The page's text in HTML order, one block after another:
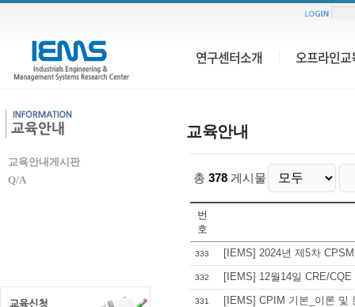
연구센터소개 오프라인교
총 378 게시물
번
호
333 [IEMS] 2024년 제5차
332 [IEMS] 12월14일 CRE/
331 [IEMS] CPIM 기본_이론 및
교육안내
교육안내게시판
Q/A